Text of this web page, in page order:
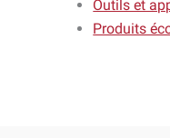
Outils et
Produits